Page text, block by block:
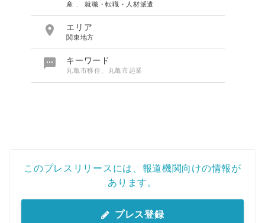
産
、就職・転職・人材派遣
 エリア
関東地方
 キーワード
丸亀市移住、丸亀市起業
このプレスリリースには、報道機関向けの情報が
あります。
プレス登録